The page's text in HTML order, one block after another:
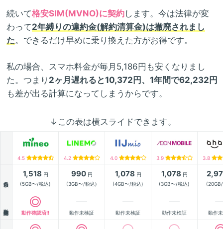
続いて格安SIM(MVNO)に契約します。今は法律が変
わって2年縛りの違約金(解約清算金)は撤廃されまし
た。できるだけ早めに乗り換えた方がお得です。
私の場合、スマホ料金が毎月5,186円も安くなりまし
た。つまり 2ヶ月遅れると10,372円、1年間で62,232円
も差が出る計算になってしまうからです。
↓この表は横スライドできます。
4.5 4.2 4.0 3.9 3.8
1,518 円
(5GB〜/税込)
990円
(3GB〜/税込)
1,078 円
(4GB〜/税込)
1,078 円
(3GB〜/税込)
動作確認済!! 動作未検証 動作未検証 動作未検証 動作